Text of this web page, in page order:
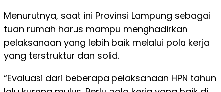
Menurutnya, saat ini Provinsi Lampung sebagai
tuan rumah harus mampu menghadirkan
pelaksanaan yang lebih baik melalui pola kerja
yang terstruktur dan solid.
“Evaluasi dari beberapa pelaksanaan HPN tahun